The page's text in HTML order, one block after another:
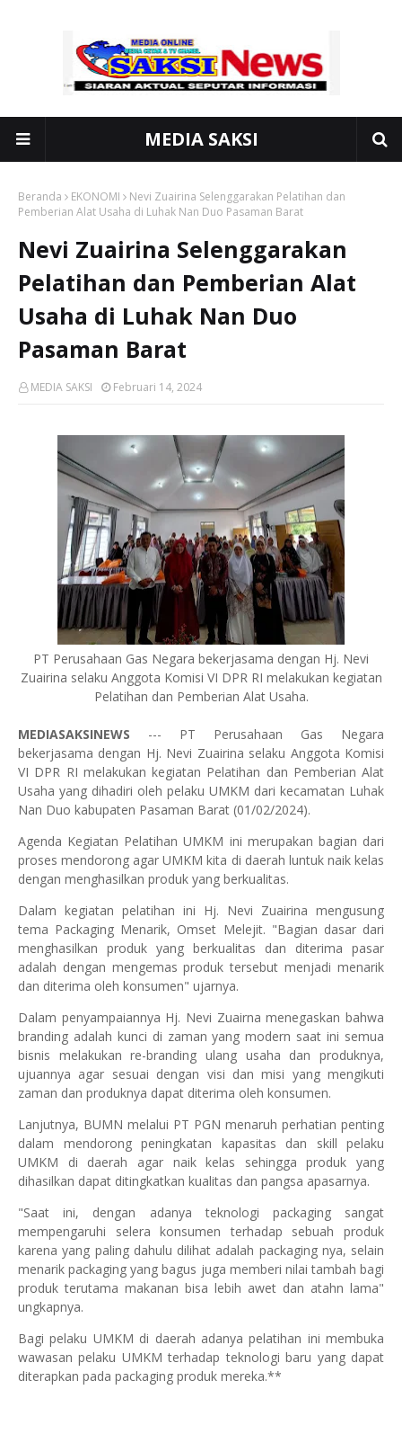
MEDIA SAKSI
Beranda EKONOMI
Nevi Zuairina Selenggarakan Pelatihan dan
Pemberian Alat Usaha di Luhak Nan Duo Pasaman Barat
Nevi Zuairina Selenggarakan
Pelatihan dan Pemberian Alat
Usaha di Luhak Nan Duo
Pasaman Barat
MEDIA SAKSI Februari 14, 2024
PT Perusahaan Gas Negara bekerjasama dengan Hj. Nevi
Zuairina selaku Anggota Komisi VI DPR RI melakukan kegiatan
Pelatihan dan Pemberian Alat Usaha.
MEDIASAKSINEWS --- PT Perusahaan Gas Negara
bekerjasama dengan Hj. Nevi Zuairina selaku Anggota Komisi
VI DPR RI melakukan kegiatan Pelatihan dan Pemberian Alat
Usaha yang dihadiri oleh pelaku UMKM dari kecamatan Luhak
Nan Duo kabupaten Pasaman Barat (01/02/2024).
Agenda Kegiatan Pelatihan UMKM ini merupakan bagian dari
proses mendorong agar UMKM kita di daerah luntuk naik kelas
dengan menghasilkan produk yang berkualitas.
Dalam kegiatan pelatihan ini Hj. Nevi Zuairina mengusung
tema Packaging Menarik, Omset Melejit. "Bagian dasar dari
menghasilkan produk yang berkualitas dan diterima pasar
adalah dengan mengemas produk tersebut menjadi menarik
dan diterima oleh konsumen" ujarnya.
Dalam penyampaiannya Hj. Nevi Zuairna menegaskan bahwa
branding adalah kunci di zaman yang modern saat ini semua
bisnis melakukan re-branding ulang usaha dan produknya,
ujuannya agar sesuai dengan visi dan misi yang mengikuti
zaman dan produknya dapat diterima oleh konsumen.
Lanjutnya, BUMN melalui PT PGN menaruh perhatian penting
dalam mendorong peningkatan kapasitas dan skill pelaku
UMKM di daerah agar naik kelas sehingga produk yang
dihasilkan dapat ditingkatkan kualitas dan pangsa apasarnya.
"Saat ini, dengan adanya teknologi packaging sangat
mempengaruhi selera konsumen terhadap sebuah produk
karena yang paling dahulu dilihat adalah packaging nya, selain
menarik packaging yang bagus juga memberi nilai tambah bagi
produk terutama makanan bisa lebih awet dan atahn lama"
ungkapnya.
Bagi pelaku UMKM di daerah adanya pelatihan ini membuka
wawasan pelaku UMKM terhadap teknologi baru yang dapat
diterapkan pada packaging produk mereka.**